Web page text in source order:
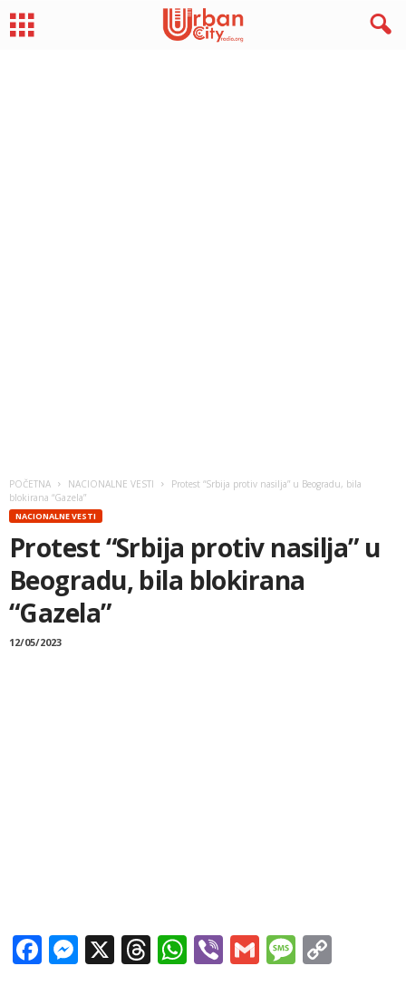
POČETNA NACIONALNE VESTI
Protest “Srbija protiv nasilja” u Beogradu, bila
blokirana “Gazela”
NACIONALNE VESTI
Protest “Srbija protiv nasilja” u
Beogradu, bila blokirana
“Gazela”
12/05/2023
Facebook
Messenger
X Threads
WhatsApp
ViberGmail